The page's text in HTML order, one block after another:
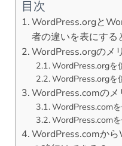
目次
WordPress.orgと
者の違いを表にする
WordPress.orgのメ
WordPress.orgを
WordPress.orgを
WordPress.comのメ
WordPress.com
WordPress.com
WordPress.comか